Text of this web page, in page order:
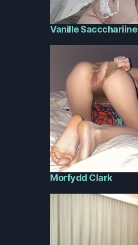
Vanille Saccchariine
Morfydd Clark